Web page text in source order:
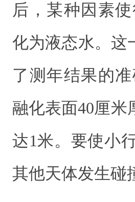
后，某种因素
化为液态水。这
了测年结果的
融化表面40厘米
达1米。要使小
其他天体发生碰